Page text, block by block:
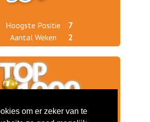
Hoogste Positie
7
Aantal Weken
2
om er zeker van te